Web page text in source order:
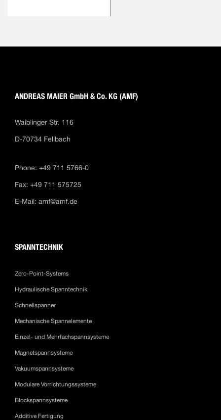
ANDREAS MAIER GmbH & Co. KG (AMF)
Waiblinger Str. 116
D-70734 Fellbach
Phone: +49 711 5766-0
Fax: +49 711 575725
E-Mail: amf@amf.de
SPANNTECHNIK
Zero-Point-Systems
Hydraulische Spanntechnik
Schnellspanner
Mechanische Spannelemente
Einzel- und Mehrfachspannsysteme
Magnetspannsysteme
Vakuumspannsysteme
Modulare Vorrichtungssysteme
Blockspannsysteme
Additive Fertigung